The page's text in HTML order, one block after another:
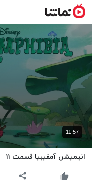
11:57
انیمیشن آمفیبیا قسمت ۱۱